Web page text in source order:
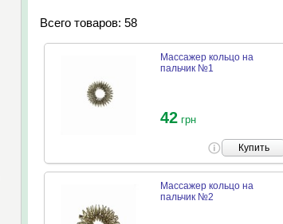
Всего товаров: 58
Массажер кольцо на
пальчик №1
42 грн
Купить
Массажер кольцо на
пальчик №2